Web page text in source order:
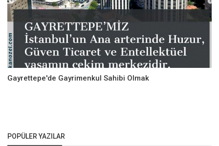
Gayrettepe'de Gayrimenkul Sahibi Olmak
POPÜLER YAZILAR